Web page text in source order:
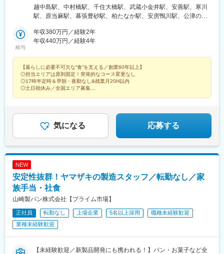
県習志野市/柏市/鴨川市/成田市埼玉県さいたま市/熊谷市＜北海道
＞北海道札幌市/旭川市/苫小牧市/帯広市/北見市/亀田郡＜東北＞青
県仙台市岩手県盛岡市/西磐井郡福島県福島市/郡山市/会津若松市/
いわき市＜北関東信越＞栃木県宇都宮市/足利市群馬県高崎市茨城
県中央市静岡県静岡市/駿東郡＜中部＞愛知県名古屋市/豊田市/豊
橋市静岡県浜松市岐阜県羽島郡三重県津市石川県金沢市富山県富
山市＜西日本＞大阪府大阪市京都府京都市兵庫県神戸市岡山県岡
山市広島県広島市福岡県福岡市
越中島駅、中村橋駅、千住大橋駅、武蔵小金井駅、安善駅、寒川
駅、原当麻駅、幕張豊砂駅、柏たなか駅、安房鴨川駅、公津の杜
駅、柏林台駅、西北見駅、青森駅、八戸駅、運動公園前駅(青森
県)、泉外旭川駅、荒井駅(宮城県)、岩手飯岡駅、山ノ目駅、羽前
駅、押切駅、附属中学前駅、御代田駅、広丘駅、小井川駅、新静
岡駅、三島広小路駅、八田駅(関西本線)、北野桝塚駅、浜松駅、岐
南駅、市役所前駅(愛知県)、高茶屋駅、西金沢駅、婦中鵜坂駅、関
目駅、十条駅(京都府・近鉄線)、石屋川駅、備前西市駅、井口駅
野駅、八田駅(名古屋市営)、関目成育駅、上鳥羽口駅、御影駅(兵
庫県・阪神線)、豊島園駅(都営線)、京成関屋駅、武蔵白石駅、新
森古市駅、住吉駅(兵庫県・阪神線)
給与
年収380万円／経験2年
年収440万円／経験4年
【暮らしに必要不可欠な“食”を支える／創業60年以上】
◎担当エリアは原則固定！突発的なコース変更なし
◎17時半定時＆早朝・夜勤なし&残業月20H以内
◎土日祝休み／全国エリア募集
気になる 応募する
NEW
安定性抜群！ヤマザキの製造スタッフ／転勤なし／家
族手当・社食
山崎製パン株式会社【プライム市場】
正社員 転勤なし 上場企業 5名以上採用
職種未経験歓迎
業種未経験歓迎
【未経験歓迎／新製品開発にも携われる！】パン・お菓子など全